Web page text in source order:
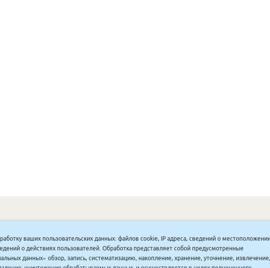
ДИСКОНТНАЙ СИСТЕМА
ЮРИДИЧЕСКАЙ ВАКАНСИЯЛАР |
ООО
ваших пользовательских данных: файлов cookie, IP адреса, сведений о
о действиях пользователей. Обработка представляет собой предусмотренные
данных» обзор, запись, систематизацию, накопление, хранение, уточнение, извлечение,